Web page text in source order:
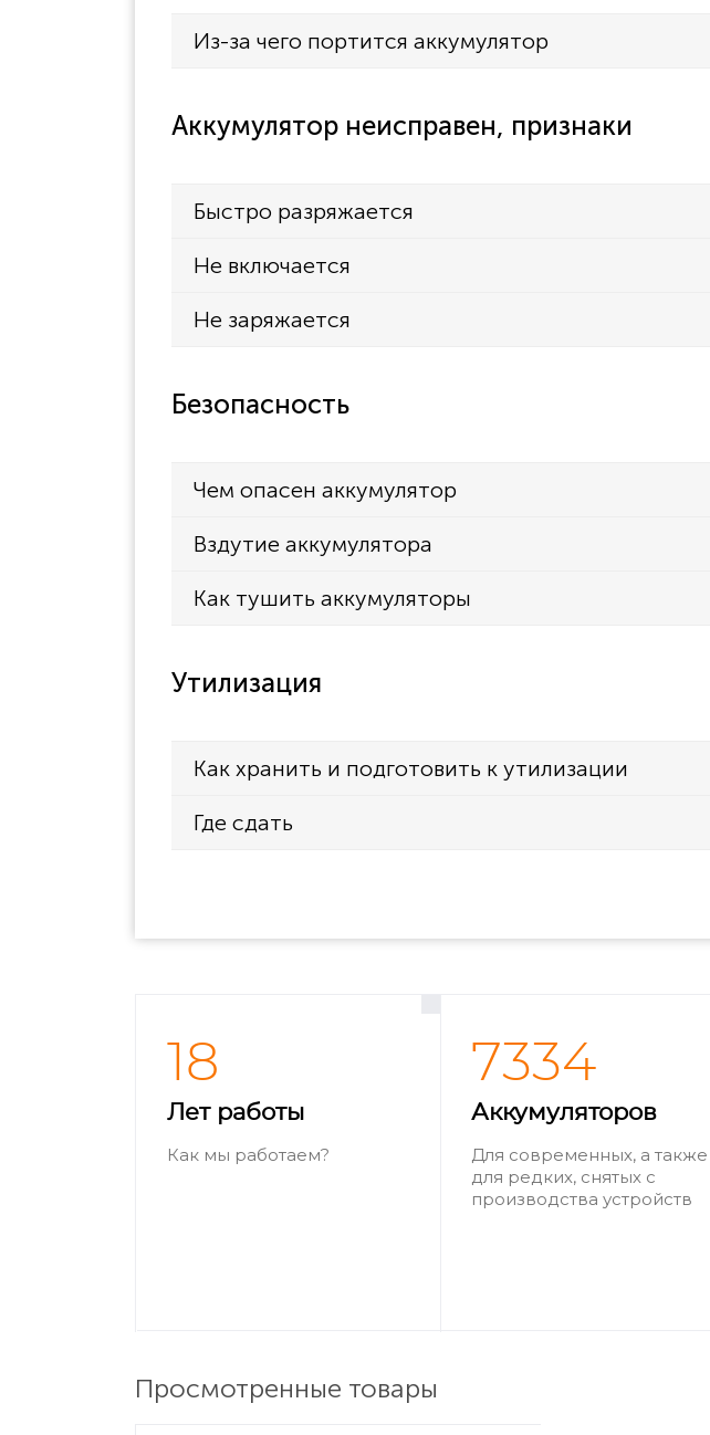
Из-за чего портится аккумулятор
Аккумулятор неисправен, признаки
Быстро разряжается
Не включается
Не заряжается
Безопасность
Чем опасен аккумулятор
Вздутие аккумулятора
Как тушить аккумуляторы
Утилизация
Как хранить и подготовить к утилизации
Где сдать
18
Лет работы
Как мы работаем?
7334
Аккумуляторов
Для современных, а также
для редких, снятых с
производства устройств
Просмотренные товары